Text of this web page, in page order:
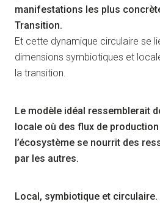
manifestations les plus
Transition.
Et cette dynamique circulaire se
dimensions symbiotiques et
la transition.
Le modèle idéal ressemblerait
locale où des flux de
l’écosystème se nourrit des
par les autres.
Local, symbiotique et circulaire.